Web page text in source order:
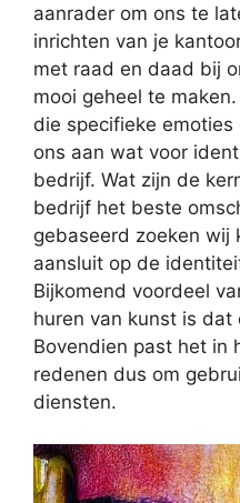
aanrader om ons te
inrichten van je
met raad en daad bij
mooi geheel te
die specifieke
ons aan wat voor
bedrijf. Wat zijn de
bedrijf het beste
gebaseerd zoeken wij
aansluit op de
Bijkomend voordeel
huren van kunst is
Bovendien past het in
redenen dus om
diensten.